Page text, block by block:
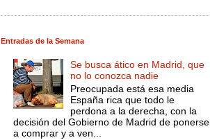
Entradas de la Semana
Se busca ático en Madrid, que
no lo conozca nadie
Preocupada está esa media
España rica que todo le
perdona a la derecha, con la
decisión del Gobierno de Madrid de ponerse
a comprar y a ven...